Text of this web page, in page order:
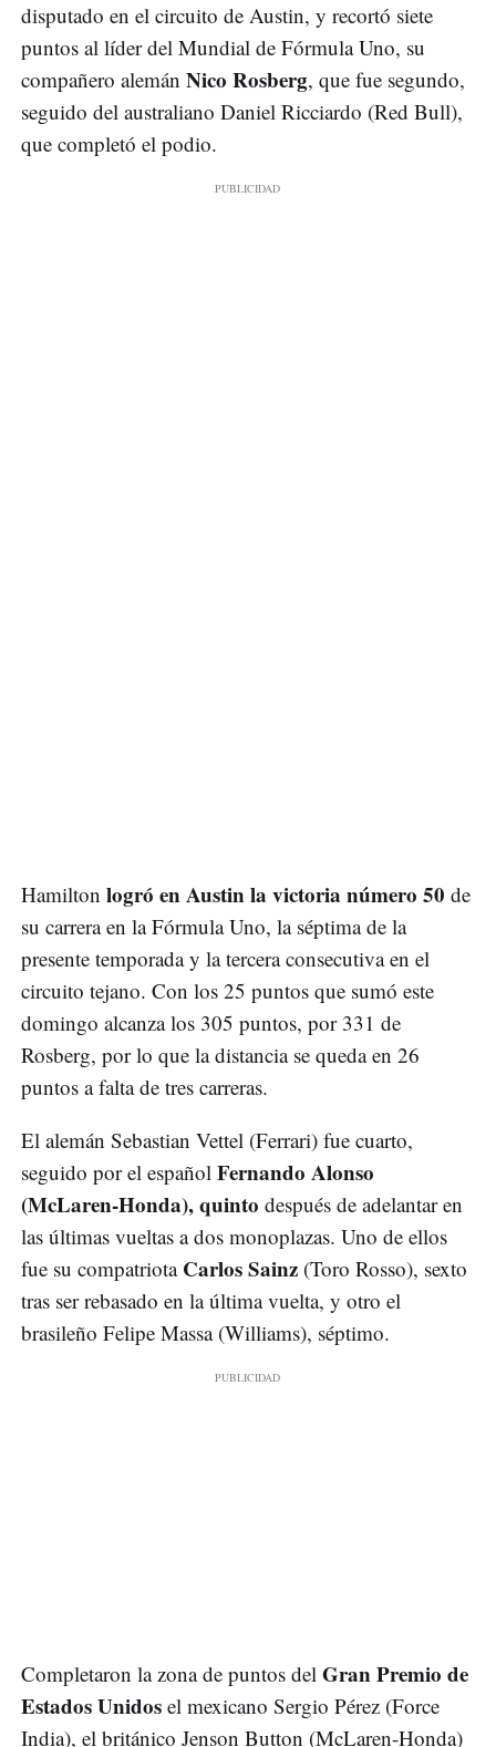
disputado en el circuito de Austin, y recortó siete
puntos al líder del Mundial de Fórmula Uno, su
compañero alemán Nico Rosberg, que fue segundo,
seguido del australiano Daniel Ricciardo (Red Bull),
que completó el podio.
Hamilton logró en Austin la victoria número 50 de
su carrera en la Fórmula Uno, la séptima de la
presente temporada y la tercera consecutiva en el
circuito tejano. Con los 25 puntos que sumó este
domingo alcanza los 305 puntos, por 331 de
Rosberg, por lo que la distancia se queda en 26
puntos a falta de tres carreras.
El alemán Sebastian Vettel (Ferrari) fue cuarto,
seguido por el español Fernando Alonso
(McLaren-Honda), quinto después de adelantar en
las últimas vueltas a dos monoplazas. Uno de ellos
fue su compatriotaCarlos Sainz (Toro Rosso), sexto
tras ser rebasado en la última vuelta, y otro el
brasileño Felipe Massa (Williams), séptimo.
Completaron la zona de puntos del Gran Premio de
Estados Unidos el mexicano Sergio Pérez (Force
India), el británico Jenson Button (McLaren-Honda)